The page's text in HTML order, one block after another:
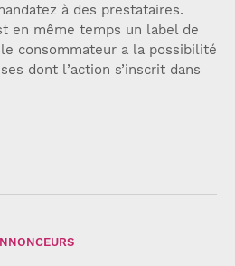
à des prestataires.
en même temps un label de
consommateur a la possibilité
dont l’action s’inscrit dans